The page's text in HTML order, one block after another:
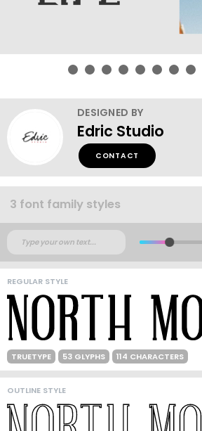
DESIGNED BY
Edric Studio
CONTACT
3 font family styles
REGULAR STYLE
TRUETYPE 53 GLYPHS 114 CHARACTERS
OUTLINE STYLE